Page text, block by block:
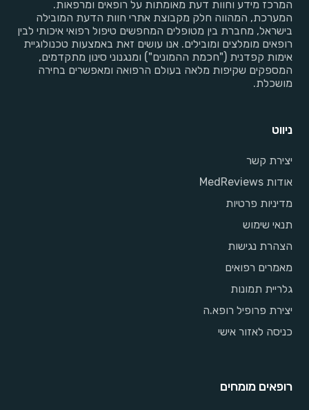
המרכז מידע וחוות דעת מאומתות על רופאים ומרפאות.
המערכת, המהווה חלק מקבוצת אתרי חוות הדעת המובילה
בישראל, מחברת בין מטופלים המחפשים טיפול רפואי איכותי לבין
רופאים מומלצים ומובילים. אנו עושים זאת באמצעות טכנולוגיית
אימות קפדנית ("חכמת ההמונים") ומנגנוני סינון מתקדמים,
המספקים שקיפות מלאה בעולם הרפואה ומאפשרים בחירה
מושכלת.
ניווט
יצירת קשר
אודות MedReviews
מדיניות פרטיות
תנאי שימוש
הצהרת נגישות
מאמרים רפואים
גלריית תמונות
יצירת פרופיל רופא.ה
כניסה לאזור אישי
רופאים מומחים